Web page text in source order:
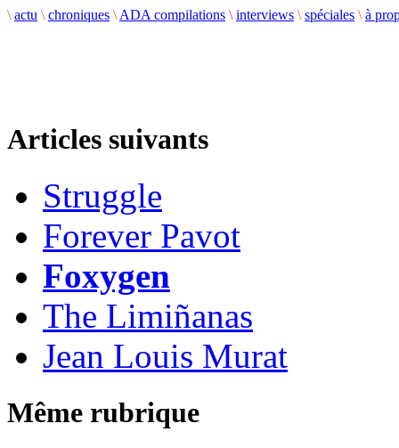
\ actu \ chroniques \ ADA compilations \ interviews \ spéciales \ à
Articles suivants
Struggle
Forever Pavot
Foxygen
The Limiñanas
Jean Louis Murat
Même rubrique